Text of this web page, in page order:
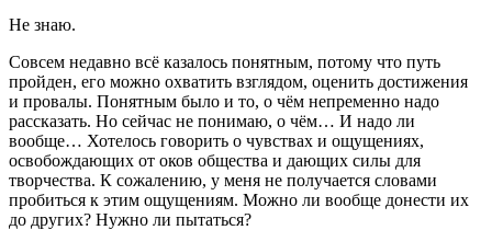
Не знаю.
Совсем недавно всё казалось понятным, потому что путь
пройден, его можно охватить взглядом, оценить достижения
и провалы. Понятным было и то, о чём непременно надо
рассказать. Но сейчас не понимаю, о чём… И надо ли
вообще… Хотелось говорить о чувствах и ощущениях,
освобождающих от оков общества и дающих силы для
творчества. К сожалению, у меня не получается словами
пробиться к этим ощущениям. Можно ли вообще донести их
до других? Нужно ли пытаться?